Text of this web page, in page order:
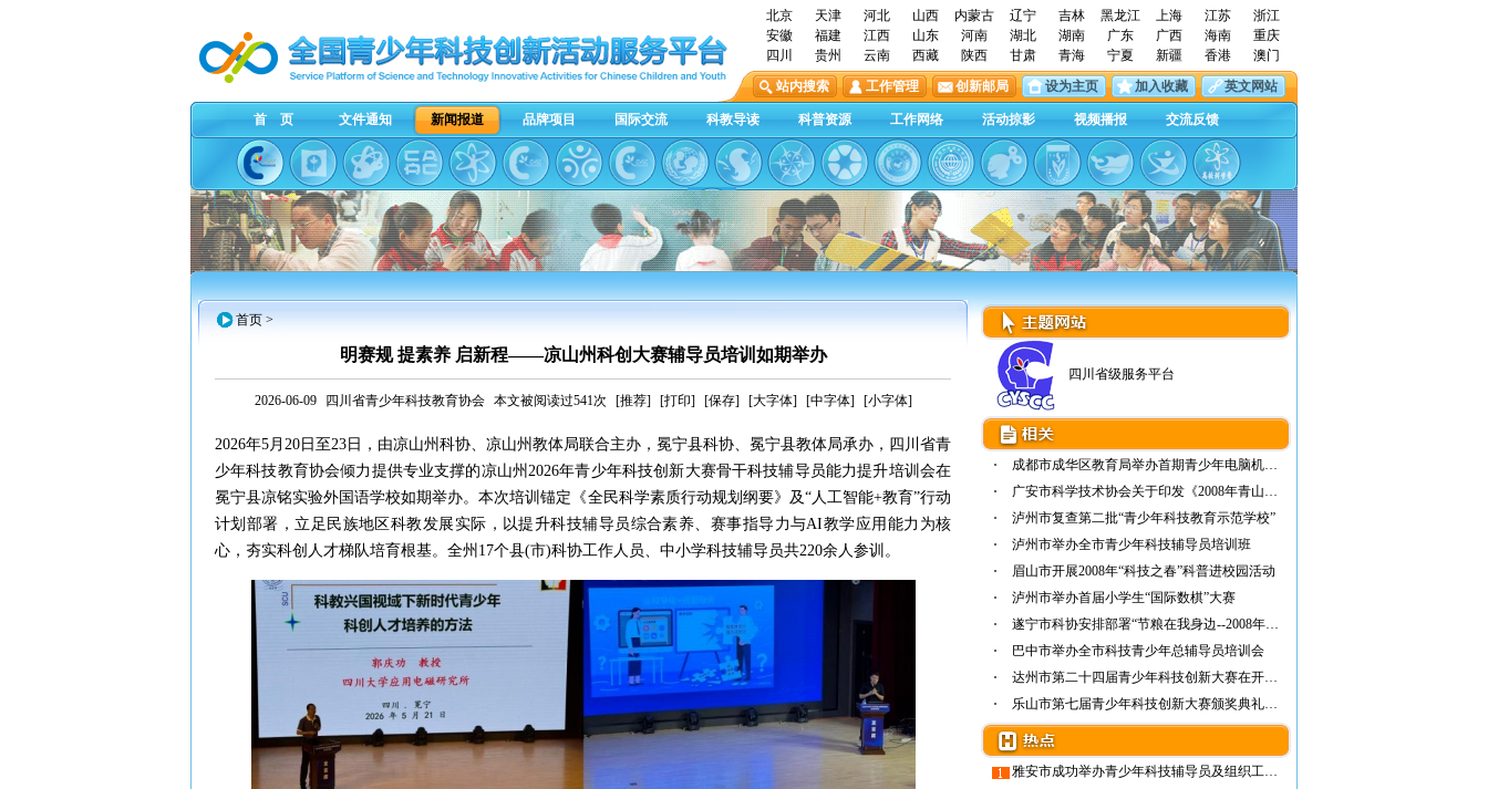
北京 天津 河北 山西 内蒙古 辽宁 吉林 黑龙江 上海 江苏
浙江
安徽
福建 江西 山东 河南 湖北 湖南 广东 广西 海南
重庆
四川
贵州 云南 西藏 陕西 甘肃 青海 宁夏 新疆 香港
澳门
站内搜索
工作管理 创新邮局 设为主页 加入收藏 英文网站
首 页 文件通知 新闻报道 品牌项目 国际交流 科教导读 科普资源 工作网络 活动掠影 视频播报 交流反馈
首页 >
明赛规 提素养 启新程——凉山州科创大赛辅导员培训如期举办
2026-06-09 四川省青少年科技教育协会 本文被阅读过541次 [推荐] [打印] [保存] [大字体] [中字体] [小字体]
2026年5月20日至23日，由凉山州科协、凉山州教体局联合主办，冕宁县科协、冕宁县教体局承办，四川省青
少年科技教育协会倾力提供专业支撑的凉山州2026年青少年科技创新大赛骨干科技辅导员能力提升培训会在
冕宁县凉铭实验外国语学校如期举办。本次培训锚定《全民科学素质行动规划纲要》及“人工智能+教育”行动
计划部署，立足民族地区科教发展实际，以提升科技辅导员综合素养、赛事指导力与AI教学应用能力为核
心，夯实科创人才梯队培育根基。全州17个县(市)科协工作人员、中小学科技辅导员共220余人参训。
四川省级服务平台
成都市成华区教育局举办首期青少年电脑机器人…
广安市科学技术协会关于印发《2008年青山年科…
泸州市复查第二批“青少年科技教育示范学校”
泸州市举办全市青少年科技辅导员培训班
眉山市开展2008年“科技之春”科普进校园活动
泸州市举办首届小学生“国际数棋”大赛
遂宁市科协安排部署“节粮在我身边--2008年青…
巴中市举办全市科技青少年总辅导员培训会
达州市第二十四届青少年科技创新大赛在开江县…
乐山市第七届青少年科技创新大赛颁奖典礼隆重…
雅安市成功举办青少年科技辅导员及组织工作者培训会